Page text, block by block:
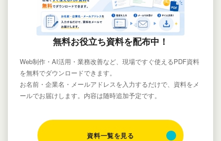
無料お役立ち資料を配布中！
Web制作・AI活用・業務改善など、現場ですぐ使えるPDF資料
を無料でダウンロードできます。
お名前・企業名・メールアドレスを入力するだけで、資料をメ
ールでお届けします。内容は随時追加予定です。
資料一覧を見る